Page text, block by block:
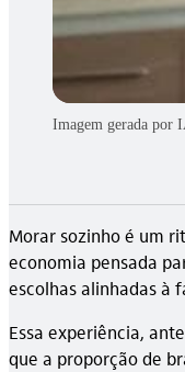
Imagem gerada por
Morar sozinho é um
economia pensada
escolhas alinhadas à
Essa experiência,
que a proporção de